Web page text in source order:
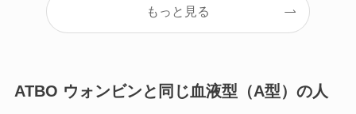
もっと見る
ATBO ウォンビンと同じ血液型（A型）の人